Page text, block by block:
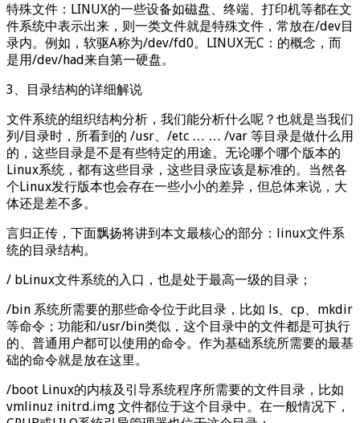
特殊文件：LINUX的一些设备如磁盘、终端、打印机等都在文
件系统中表示出来，则一类文件就是特殊文件，常放在/dev目
录内。例如，软驱A称为/dev/fd0。LINUX无C：的概念，而
是用/dev/had来自第一硬盘。
3、目录结构的详细解说
文件系统的组织结构分析，我们能分析什么呢？也就是当我们
列/目录时，所看到的 /usr、/etc … … /var 等目录是做什么用
的，这些目录是不是有些特定的用途。无论哪个哪个版本的
Linux系统，都有这些目录，这些目录应该是标准的。当然各
个Linux发行版本也会存在一些小小的差异，但总体来说，大
体还是差不多。
言归正传，下面飘扬将讲到本文最核心的部分：linux文件系
统的目录结构。
/ bLinux文件系统的入口，也是处于最高一级的目录；
/bin 系统所需要的那些命令位于此目录，比如 ls、cp、mkdir
等命令；功能和/usr/bin类似，这个目录中的文件都是可执行
的、普通用户都可以使用的命令。作为基础系统所需要的最基
础的命令就是放在这里。
/boot Linux的内核及引导系统程序所需要的文件目录，比如
vmlinuz initrd.img 文件都位于这个目录中。在一般情况下，